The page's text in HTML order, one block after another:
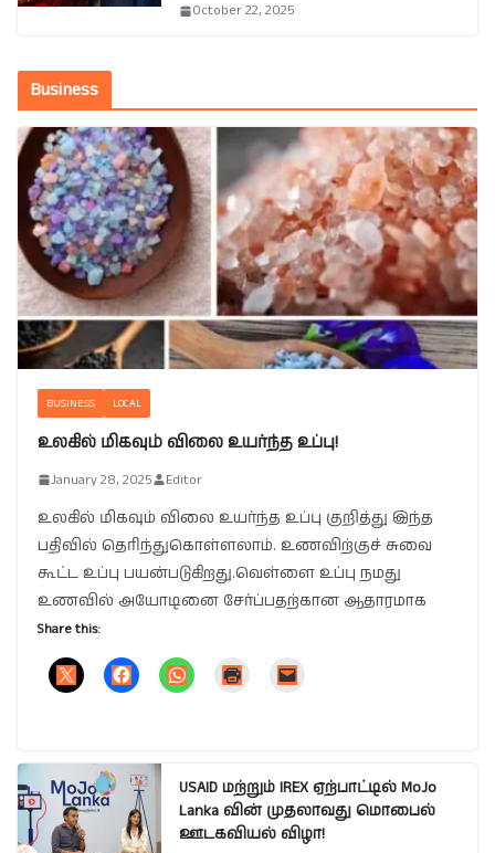
October 22, 2025
Business
BUSINESS LOCAL
உலகில் மிகவும் விலை உயர்ந்த உப்பு!
January 28, 2025 Editor
உலகில் மிகவும் விலை உயர்ந்த உப்பு குறித்து இந்த
பதிவில் தெரிந்துகொள்ளலாம். உணவிற்குச் சுவை
கூட்ட உப்பு பயன்படுகிறது.வெள்ளை உப்பு நமது
உணவில் அயோடினை சேர்ப்பதற்கான ஆதாரமாக
Share this:
USAID மற்றும் IREX ஏற்பாட்டில் MoJo
Lanka வின் முதலாவது மொபைல்
ஊடகவியல் விழா!